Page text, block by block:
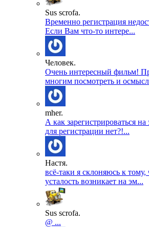
Sus scrofa.
Временно регистрация
Если Вам что-то интере...
Человек.
Очень интересный фильм!
многим посмотреть и
mher.
А как зарегистрироваться
для регистрации нет?!...
Настя.
всё-таки я склоняюсь к тому,
усталость возникает на эм...
Sus scrofa.
@ ...